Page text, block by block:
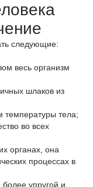
следующие:
весь организм
шлаков из
температуры тела;
во всех
органах, она
процессах в
более упругой и